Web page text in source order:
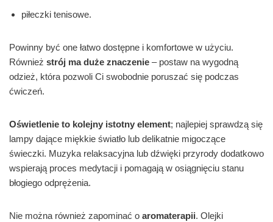
piłeczki tenisowe.
Powinny być one łatwo dostępne i komfortowe w użyciu.
Również strój ma duże znaczenie – postaw na wygodną
odzież, która pozwoli Ci swobodnie poruszać się podczas
ćwiczeń.
Oświetlenie to kolejny istotny element; najlepiej sprawdzą się
lampy dające miękkie światło lub delikatnie migoczące
świeczki. Muzyka relaksacyjna lub dźwięki przyrody dodatkowo
wspierają proces medytacji i pomagają w osiągnięciu stanu
błogiego odprężenia.
Nie można również zapominać o aromaterapii. Olejki